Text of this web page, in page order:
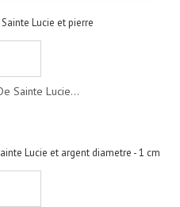
Sainte Lucie...